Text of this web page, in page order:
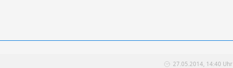
27.05.2014, 14:40 Uhr